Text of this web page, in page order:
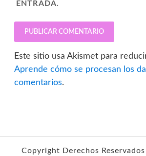
ENTRADA.
Este sitio usa Akismet para
Aprende cómo se procesan los
comentarios.
Copyright Derechos